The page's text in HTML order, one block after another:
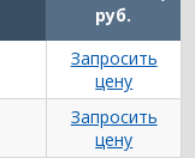
руб.
Запросить
цену
Запросить
цену